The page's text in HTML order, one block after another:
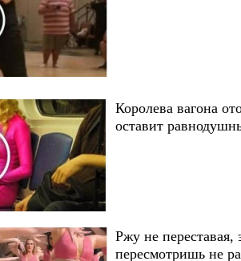
Королева вагона
оставит
Ржу не переставая,
пересмотришь не